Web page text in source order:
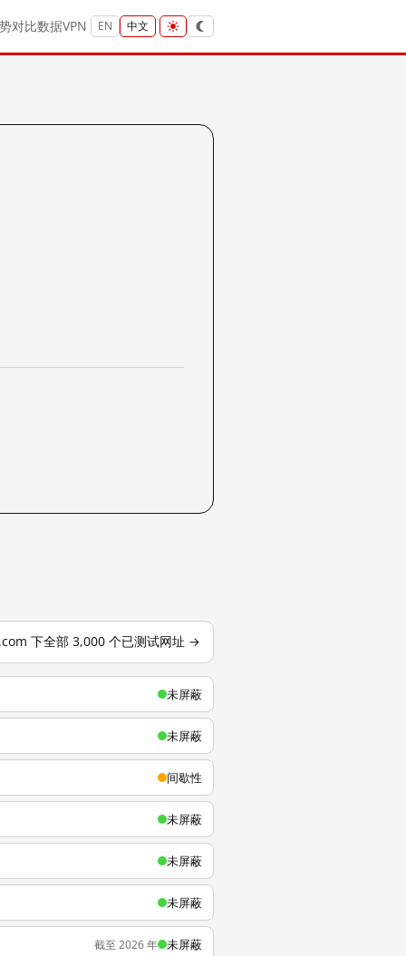
对比数据VPN EN 中文
下全部 3,000 个已测试网址 →
未屏蔽
未屏蔽
间歇性
未屏蔽
未屏蔽
未屏蔽
截至 2026 年 未屏蔽